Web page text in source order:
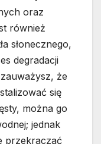
oraz
również
słonecznego,
degradacji
że
się
można go
jednak
przekraczać